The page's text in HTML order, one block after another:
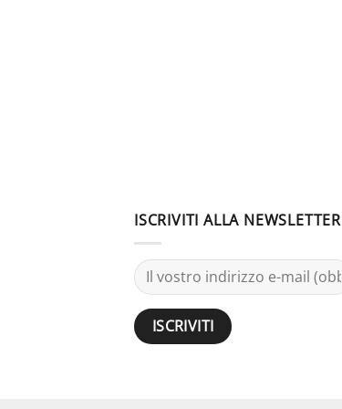
ISCRIVITI ALLA NEWSLETTER